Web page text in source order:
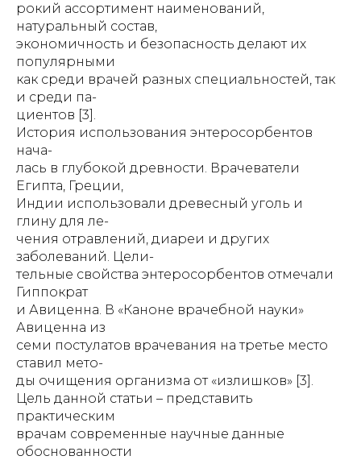
рокий ассортимент наименований,
натуральный состав,
экономичность и безопасность делают их
популярными
как среди врачей разных специальностей, так
и среди па-
циентов [3].
История использования энтеросорбентов
нача-
лась в глубокой древности. Врачеватели
Египта, Греции,
Индии использовали древесный уголь и
глину для ле-
чения отравлений, диареи и других
заболеваний. Цели-
тельные свойства энтеросорбентов отмечали
Гиппократ
и Авиценна. В «Каноне врачебной науки»
Авиценна из
семи постулатов врачевания на третье место
ставил мето-
ды очищения организма от «излишков» [3].
Цель данной статьи – представить
практическим
врачам современные научные данные
обоснованности